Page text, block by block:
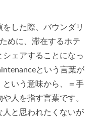
した際、バウンダリ
めに、滞在するホテ
ェアすることになっ
という言葉が
という意味から、＝手
人を指す言葉です。
人と思われたくないが